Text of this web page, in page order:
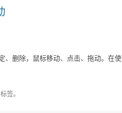
、删除，鼠标移动、点击、拖动。在使
标签。